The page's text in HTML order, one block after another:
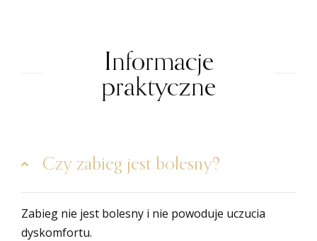
Informacje
praktyczne
Czy zabieg jest bolesny?
Zabieg nie jest bolesny i nie powoduje uczucia
dyskomfortu.